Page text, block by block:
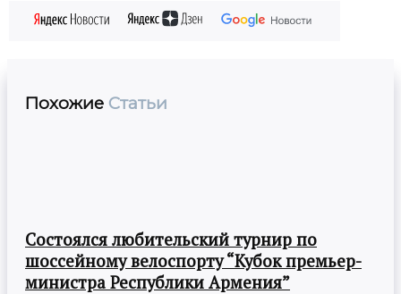
Похожие Статьи
Состоялся любительский турнир по
шоссейному велоспорту “Кубок премьер-
министра Республики Армения”